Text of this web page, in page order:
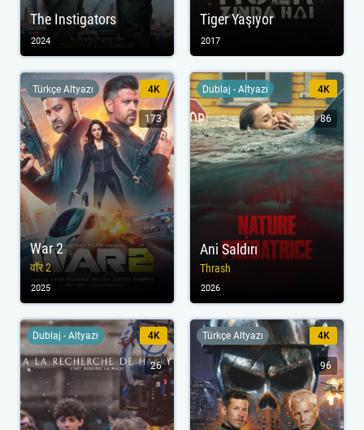
The Instigators
2024
Tiger Yaşıyor
2017
War 2
वॉर 2
Türkçe Altyazı 4K
173
2025
Ani Saldırı
Thrash
Dublaj - Altyazı 4K
86
2026
Dublaj - Altyazı 4K
26
Türkçe Altyazı 4K
96